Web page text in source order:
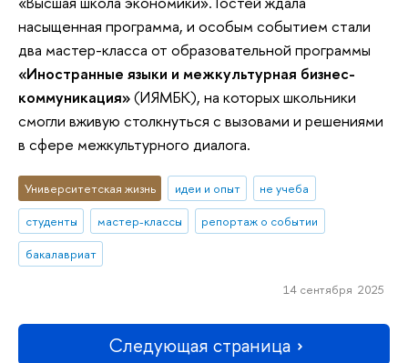
насыщенная программа, и особым событием стали
два мастер-класса от образовательной программы
«Иностранные языки и межкультурная бизнес-
коммуникация»(ИЯМБК), на которых школьники
смогли вживую столкнуться с вызовами и решениями
в сфере межкультурного диалога.
Университетская жизнь идеи и опыт
не учеба
студенты
мастер-классы
репортаж о событии
бакалавриат
14 сентября 2025
Следующая страница